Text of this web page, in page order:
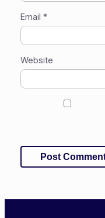
Email *
Website